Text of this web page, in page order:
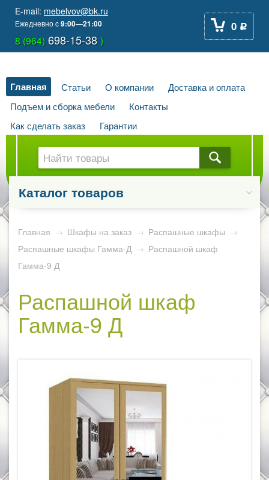
E-mail: mebelvov@bk.ru
Ежедневноc9:00—21:00
8 (964) 698-15-38)
0 Р
Главная Статьи О компании
Доставка и оплата
Подъем и сборка мебели
Контакты
Как сделать заказ
Гарантии
Каталог товаров
Главная → Шкафы на заказ → Распашные шкафы →
Распашные шкафы Гамма-Д → Распашной шкаф
Гамма-9 Д
Распашной шкаф
Гамма-9 Д